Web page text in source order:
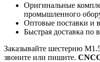
Оригинальные
промышленного
Оптовые поставки и
Быстрая доставка по
Заказывайте шестерню
звоните или пишите.